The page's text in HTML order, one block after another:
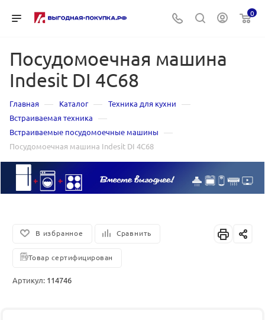
0
Посудомоечная машина
Indesit DI 4C68
Главная — Каталог — Техника для кухни —
Встраиваемая техника —
Встраиваемые посудомоечные машины —
Посудомоечная машина Indesit DI 4C68
В избранное Сравнить
Товар сертифицирован
Артикул: 114746